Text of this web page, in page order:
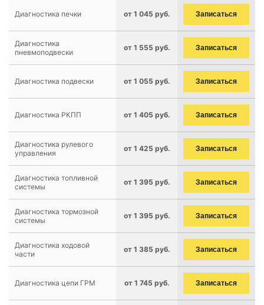
Диагностика печки от 1 045 руб. Записаться
Диагностика
пневмоподвески
от 1 555 руб. Записаться
Диагностика подвески от 1 055 руб. Записаться
Диагностика РКПП от 1 405 руб. Записаться
Диагностика рулевого
управления
от 1 425 руб. Записаться
Диагностика топливной
системы
от 1 395 руб. Записаться
Диагностика тормозной
системы
от 1 395 руб. Записаться
Диагностика ходовой
части
от 1 385 руб. Записаться
Диагностика цепи ГРМ от 1 745 руб. Записаться